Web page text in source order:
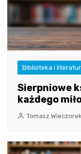
Biblioteka i
Sierpniowe
każdego
Tomasz